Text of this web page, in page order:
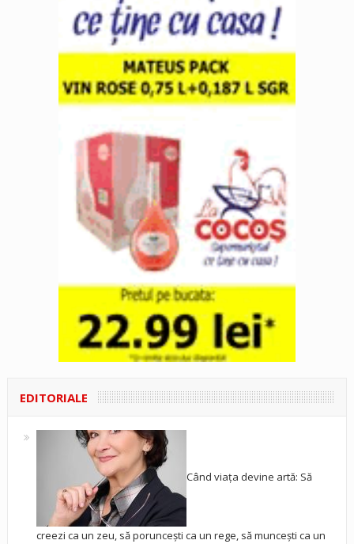
EDITORIALE
Când viața devine artă: Să
creezi ca un zeu, să poruncești ca un rege, să muncești ca un